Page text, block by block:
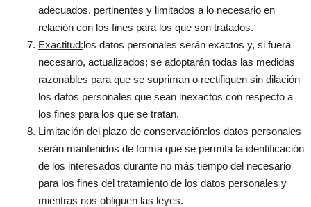
adecuados, pertinentes y limitados a lo necesario en
relación con los fines para los que son tratados.
Exactitud:los datos personales serán exactos y, si fuera
necesario, actualizados; se adoptarán todas las medidas
razonables para que se supriman o rectifiquen sin dilación
los datos personales que sean inexactos con respecto a
los fines para los que se tratan.
Limitación del plazo de conservación:los datos personales
serán mantenidos de forma que se permita la identificación
de los interesados durante no más tiempo del necesario
para los fines del tratamiento de los datos personales y
mientras nos obliguen las leyes.